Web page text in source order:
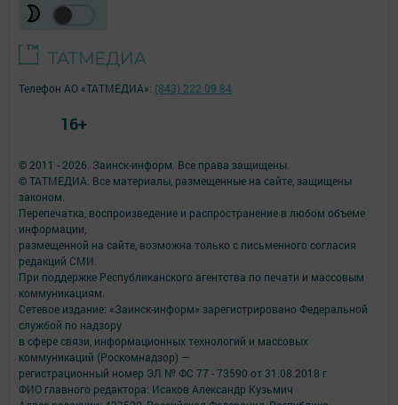
© 2011 - 2026. Заинск-информ. Все права защищены.
© ТАТМЕДИА. Все материалы, размещенные на сайте, защищены
законом.
Перепечатка, воспроизведение и распространение в любом объеме
информации,
размещенной на сайте, возможна только с письменного согласия
редакций СМИ.
При поддержке Республиканского агентства по печати и массовым
коммуникациям.
Сетевое издание: «Заинск-информ» зарегистрировано Федеральной
службой по надзору
в сфере связи, информационных технологий и массовых
коммуникаций (Роскомнадзор) —
регистрационный номер ЭЛ № ФС 77 - 73590 от 31.08.2018 г
ФИО главного редактора: Исаков Александр Кузьмич
Телефон АО «ТАТМЕДИА»: (843) 222 09 84
16+